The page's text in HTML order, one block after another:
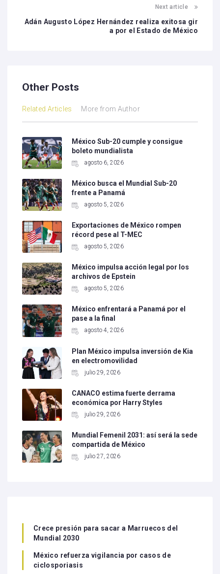
Next article
Adán Augusto López Hernández realiza exitosa gir
a por el Estado de México
Other Posts
Related Articles More from Author
México Sub-20 cumple y consigue
boleto mundialista
agosto 6, 2026
México busca el Mundial Sub-20
frente a Panamá
agosto 5, 2026
Exportaciones de México rompen
récord pese al T-MEC
agosto 5, 2026
México impulsa acción legal por los
archivos de Epstein
agosto 5, 2026
México enfrentará a Panamá por el
pase a la final
agosto 4, 2026
Plan México impulsa inversión de Kia
en electromovilidad
julio 29, 2026
CANACO estima fuerte derrama
económica por Harry Styles
julio 29, 2026
Mundial Femenil 2031: así será la sede
compartida de México
julio 27, 2026
Crece presión para sacar a Marruecos del
Mundial 2030
México refuerza vigilancia por casos de
ciclosporiasis